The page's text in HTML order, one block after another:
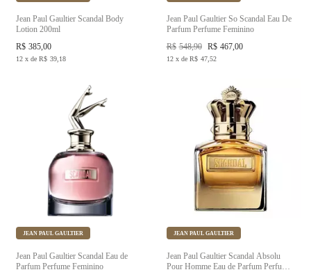
Jean Paul Gaultier Scandal Body
Lotion 200ml
R$ 385,00
12 x de R$ 39,18
Jean Paul Gaultier So Scandal Eau De
Parfum Perfume Feminino
R$ 467,00
R$ 548,90
12 x de R$ 47,52
JEAN PAUL GAULTIER
Jean Paul Gaultier Scandal Eau de
Parfum Perfume Feminino
JEAN PAUL GAULTIER
Jean Paul Gaultier Scandal Absolu
Pour Homme Eau de Parfum Perfume